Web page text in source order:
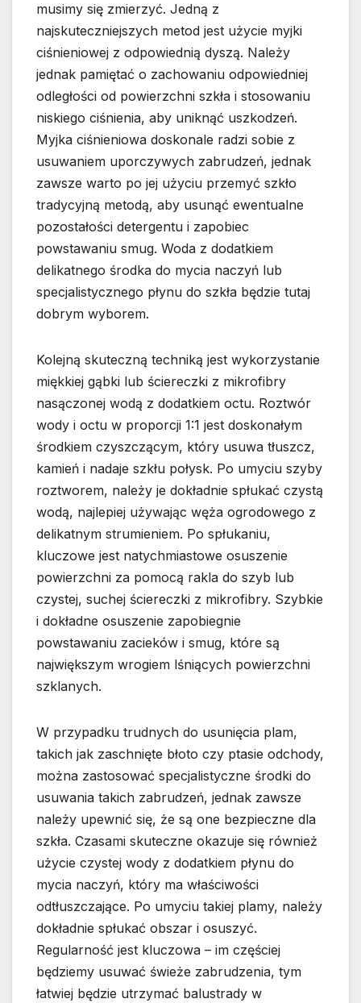
musimy się zmierzyć. Jedną z
najskuteczniejszych metod jest użycie myjki
ciśnieniowej z odpowiednią dyszą. Należy
jednak pamiętać o zachowaniu odpowiedniej
odległości od powierzchni szkła i stosowaniu
niskiego ciśnienia, aby uniknąć uszkodzeń.
Myjka ciśnieniowa doskonale radzi sobie z
usuwaniem uporczywych zabrudzeń, jednak
zawsze warto po jej użyciu przemyć szkło
tradycyjną metodą, aby usunąć ewentualne
pozostałości detergentu i zapobiec
powstawaniu smug. Woda z dodatkiem
delikatnego środka do mycia naczyń lub
specjalistycznego płynu do szkła będzie tutaj
dobrym wyborem.
Kolejną skuteczną techniką jest wykorzystanie
miękkiej gąbki lub ściereczki z mikrofibry
nasączonej wodą z dodatkiem octu. Roztwór
wody i octu w proporcji 1:1 jest doskonałym
środkiem czyszczącym, który usuwa tłuszcz,
kamień i nadaje szkłu połysk. Po umyciu szyby
roztworem, należy je dokładnie spłukać czystą
wodą, najlepiej używając węża ogrodowego z
delikatnym strumieniem. Po spłukaniu,
kluczowe jest natychmiastowe osuszenie
powierzchni za pomocą rakla do szyb lub
czystej, suchej ściereczki z mikrofibry. Szybkie
i dokładne osuszenie zapobiegnie
powstawaniu zacieków i smug, które są
największym wrogiem lśniących powierzchni
szklanych.
W przypadku trudnych do usunięcia plam,
takich jak zaschnięte błoto czy ptasie odchody,
można zastosować specjalistyczne środki do
usuwania takich zabrudzeń, jednak zawsze
należy upewnić się, że są one bezpieczne dla
szkła. Czasami skuteczne okazuje się również
użycie czystej wody z dodatkiem płynu do
mycia naczyń, który ma właściwości
odtłuszczające. Po umyciu takiej plamy, należy
dokładnie spłukać obszar i osuszyć.
Regularność jest kluczowa – im częściej
będziemy usuwać świeże zabrudzenia, tym
łatwiej będzie utrzymać balustrady w